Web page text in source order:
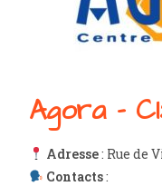
Agora -
Adresse: Rue de
Contacts: